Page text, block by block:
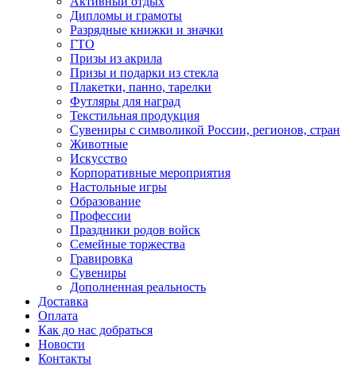
Дипломы и грамоты
Разрядные книжки и значки
ГТО
Призы из акрила
Призы и подарки из стекла
Плакетки, панно, тарелки
Футляры для наград
Текстильная продукция
Сувениры с символикой России, регионов, стран
Животные
Искусство
Корпоративные мероприятия
Настольные игры
Образование
Профессии
Праздники родов войск
Семейные торжества
Гравировка
Сувениры
Дополненная реальность
Доставка
Оплата
Как до нас добраться
Новости
Контакты